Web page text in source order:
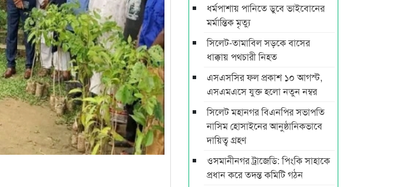
ধর্মপাশায় পানিতে ডুবে ভাইবোনের
মর্মান্তিক মৃত্যু
সিলেট-তামাবিল সড়কে বাসের
ধাক্কায় পথচারী নিহত
এসএসসির ফল প্রকাশ ১০ আগস্ট,
এসএমএসে যুক্ত হলো নতুন নম্বর
সিলেট মহানগর বিএনপির সভাপতি
নাসিম হোসাইনের আনুষ্ঠানিকভাবে
দায়িত্ব গ্রহণ
ওসমানীনগর ট্রাজেডি: পিংকি সাহাকে
প্রধান করে তদন্ত কমিটি গঠন